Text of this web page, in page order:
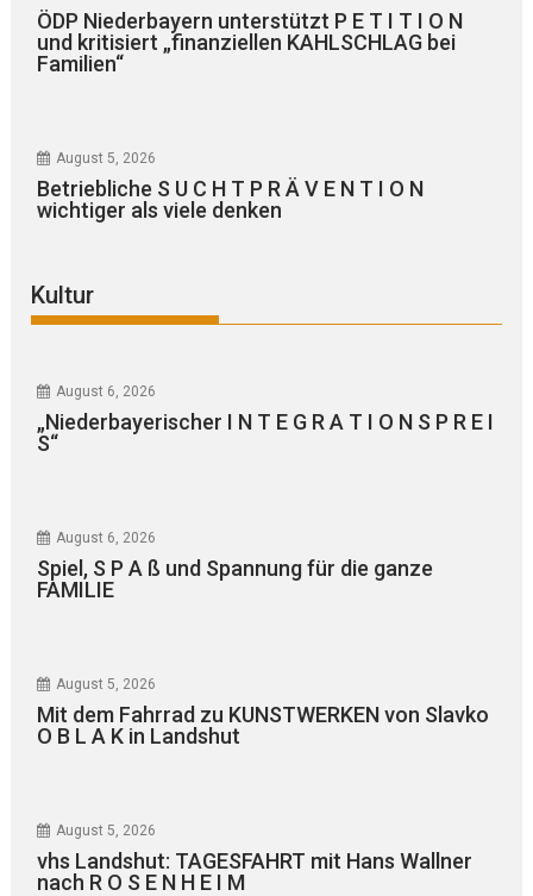
ÖDP Niederbayern unterstützt P E T I T I O N
und kritisiert „finanziellen KAHLSCHLAG bei
Familien“
August 5, 2026
Betriebliche S U C H T P R Ä V E N T I O N
wichtiger als viele denken
Kultur
August 6, 2026
„Niederbayerischer I N T E G R A T I O N S P R E I
S“
August 6, 2026
Spiel, S P A ß und Spannung für die ganze
FAMILIE
August 5, 2026
Mit dem Fahrrad zu KUNSTWERKEN von Slavko
O B L A K in Landshut
August 5, 2026
vhs Landshut: TAGESFAHRT mit Hans Wallner
nach R O S E N H E I M